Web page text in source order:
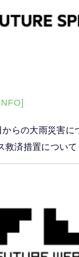
らの大雨災害に
救済措置について